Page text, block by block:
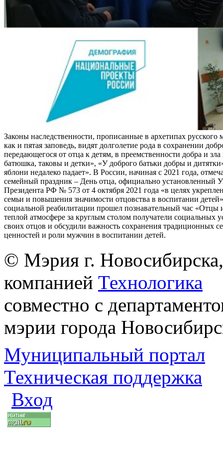
Законы наследственности, прописанные в архетипах
как и пятая заповедь, видят долголетие рода в сохранении
передающегося от отца к детям, в преемственности добра и
батюшка, таковы и детки», «У доброго батьки добры и
яблони недалеко падает». В России, начиная с 2021 года,
семейный праздник – День отца, официально установленный
Президента РФ № 573 от 4 октября 2021 года «в целях
семьи и повышения значимости отцовства в воспитании
социальной реабилитации прошел познавательный час «Отцы
теплой атмосфере за круглым столом получатели социальных
своих отцов и обсудили важность сохранения традиционных
ценностей и роли мужчин в воспитании детей.
© Мэрия г.
компанией Технологика
совместно с
мэрии города
Муниципальный портал
Техническая поддержка
Вход